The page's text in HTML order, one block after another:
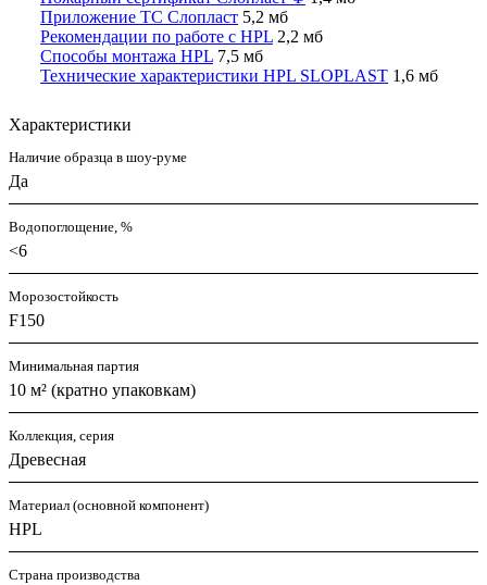
Приложение ТС Слопласт 5,2 мб
Рекомендации по работе с HPL 2,2 мб
Способы монтажа HPL 7,5 мб
Технические характеристики HPL SLOPLAST 1,6 мб
Характеристики
Наличие образца в шоу-руме
Да
Водопоглощение, %
<6
Морозостойкость
F150
Минимальная партия
10 м² (кратно упаковкам)
Коллекция, серия
Древесная
Материал (основной компонент)
HPL
Страна производства